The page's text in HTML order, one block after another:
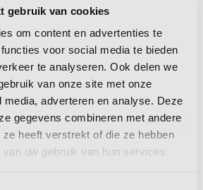
gebruik van cookies
om content en advertenties te
voor social media te bieden
te analyseren. Ook delen we
van onze site met onze
adverteren en analyse. Deze
gegevens combineren met andere
ze heeft verstrekt of die ze hebben
uw gebruik van hun services.
€ 45,00 Adviesprijs:€ 45,00
€ 39,95
• Kleur: Grijs
• Hoogte: 35 cm